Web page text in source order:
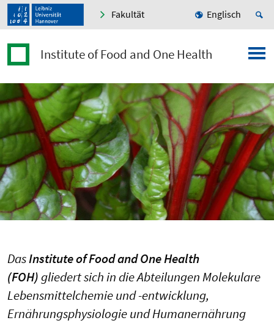
Fakultät Englisch
Institute of Food and One Health
DasInstitute of Food and One Health
(FOH)gliedert sich in die Abteilungen Molekulare
Lebensmittelchemie und -entwicklung,
Ernährungsphysiologie und Humanernährung